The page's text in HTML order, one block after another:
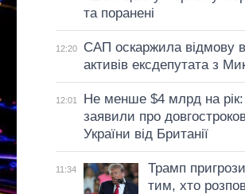
та поранені
12:20
САП оскаржила відмову в
активів ексдепутата з
12:01
Не менше $4 млрд на
заявили про
України від Британії
11:34
Трамп
тим, хто